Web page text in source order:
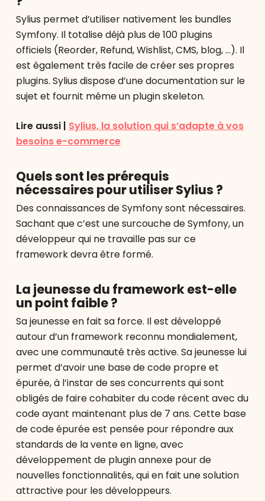
Sylius permet d’utiliser nativement les bundles
Symfony. Il totalise déjà plus de 100 plugins
officiels (Reorder, Refund, Wishlist, CMS, blog, …). Il
est également très facile de créer ses propres
plugins. Sylius dispose d’une documentation sur le
sujet et fournit même un plugin skeleton.
Lire aussi | Sylius, la solution qui s’adapte à vos
besoins e-commerce
Quels sont les prérequis
nécessaires pour utiliser Sylius ?
Des connaissances de Symfony sont nécessaires.
Sachant que c’est une surcouche de Symfony, un
développeur qui ne travaille pas sur ce
framework devra être formé.
La jeunesse du framework est-elle
un point faible ?
Sa jeunesse en fait sa force. Il est développé
autour d’un framework reconnu mondialement,
avec une communauté très active. Sa jeunesse lui
permet d’avoir une base de code propre et
épurée, à l’instar de ses concurrents qui sont
obligés de faire cohabiter du code récent avec du
code ayant maintenant plus de 7 ans. Cette base
de code épurée est pensée pour répondre aux
standards de la vente en ligne, avec
développement de plugin annexe pour de
nouvelles fonctionnalités, qui en fait une solution
attractive pour les développeurs.